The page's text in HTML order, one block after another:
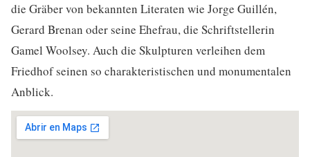
die Gräber von bekannten Literaten wie Jorge Guillén,
Gerard Brenan oder seine Ehefrau, die Schriftstellerin
Gamel Woolsey. Auch die Skulpturen verleihen dem
Friedhof seinen so charakteristischen und monumentalen
Anblick.